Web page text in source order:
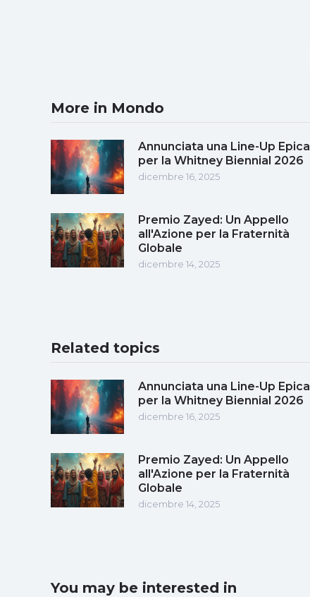
More in Mondo
Annunciata una Line-Up Epica
per la Whitney Biennial 2026
dicembre 16, 2025
Premio Zayed: Un Appello
all'Azione per la Fraternità
Globale
dicembre 14, 2025
Related topics
Annunciata una Line-Up Epica
per la Whitney Biennial 2026
dicembre 16, 2025
Premio Zayed: Un Appello
all'Azione per la Fraternità
Globale
dicembre 14, 2025
You may be interested in